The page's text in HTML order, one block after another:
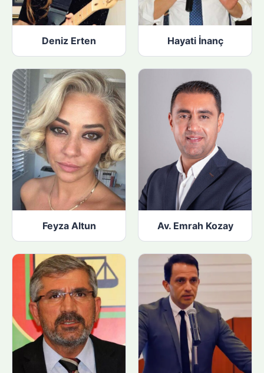
Deniz Erten Hayati İnanç
Feyza Altun Av. Emrah Kozay